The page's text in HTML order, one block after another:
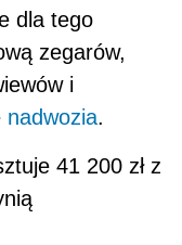
dla tego
zegarów,
i
nadwozia.
41 200 zł z